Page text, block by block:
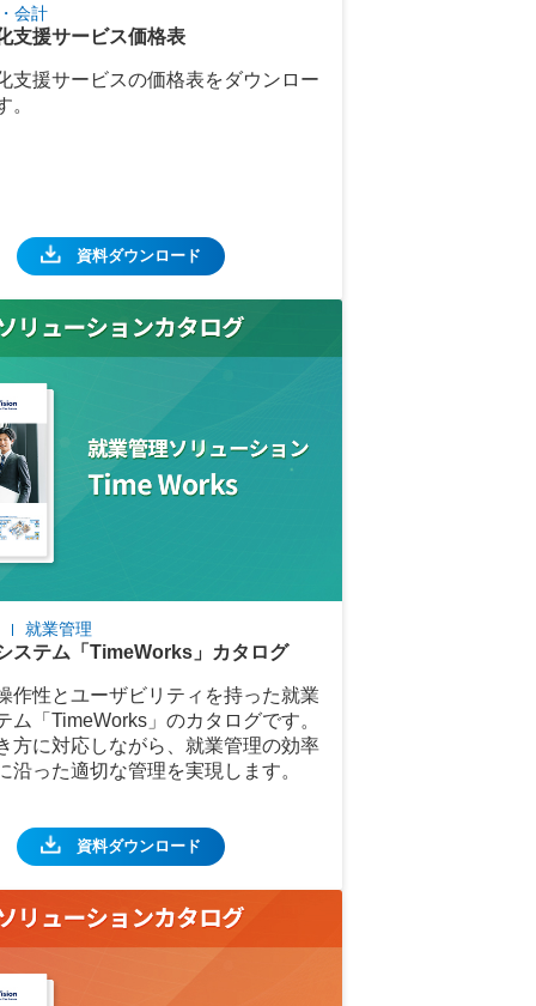
会計
支援サービス価格表
支援サービスの価格表をダウンロー
。
資料ダウンロード
就業管理
ステム「TimeWorks」カタログ
作性とユーザビリティを持った就業
ム「TimeWorks」のカタログです。
方に対応しながら、就業管理の効率
沿った適切な管理を実現します。
資料ダウンロード